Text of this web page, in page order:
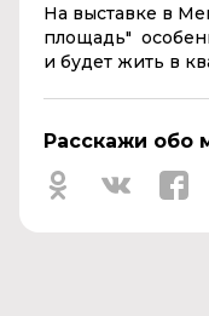
На выставке в
площадь"
и будет жить в
Расскажи обо